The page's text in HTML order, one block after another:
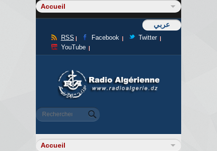
عربي
RSS Facebook
Twitter
YouTube
Formulaire de recherche
Rechercher